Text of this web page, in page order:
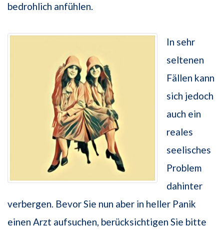
bedrohlich anfühlen.
In sehr
seltenen
Fällen kann
sich jedoch
auch ein
reales
seelisches
Problem
dahinter
verbergen. Bevor Sie nun aber in heller Panik
einen Arzt aufsuchen, berücksichtigen Sie bitte